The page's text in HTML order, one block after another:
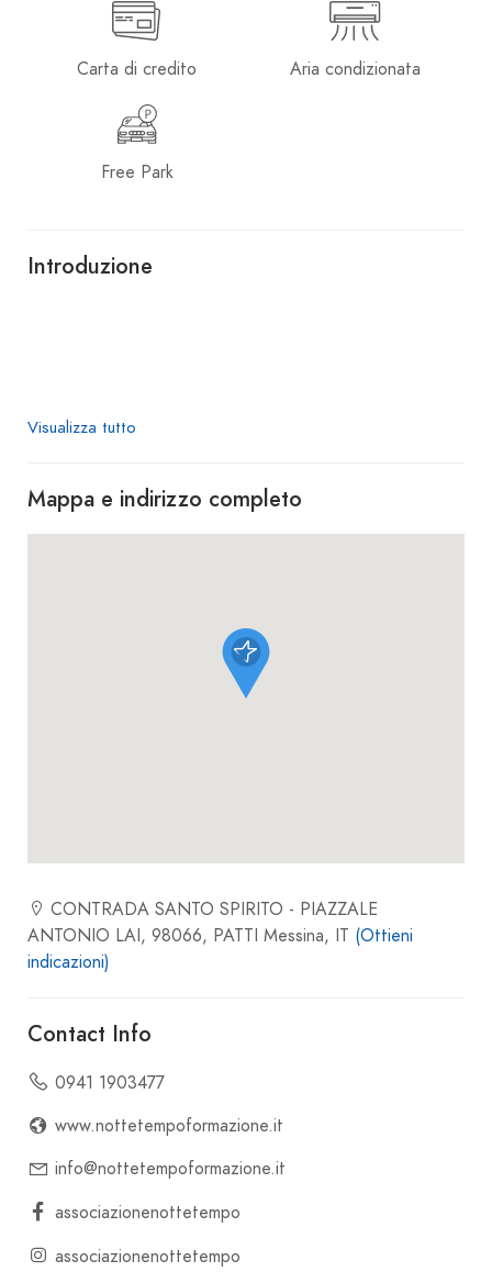
Carta di credito Aria condizionata
Free Park
Introduzione
Visualizza tutto
Mappa e indirizzo completo
CONTRADA SANTO SPIRITO - PIAZZALE
ANTONIO LAI, 98066, PATTI Messina, IT (Ottieni
indicazioni)
Contact Info
0941 1903477
www.nottetempoformazione.it
info@nottetempoformazione.it
associazionenottetempo
associazionenottetempo